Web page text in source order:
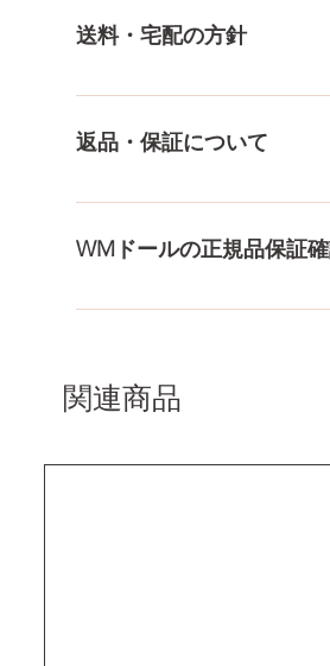
身、下半身、男性ドールや
送料・宅配の方針
送料は全国一律送料無料！
料・配送の方針をもっと見る
返品・保証について
ドールのメイク直しなど充
WMドールの正規品保証
コチラからWMドール様の公
関連商品